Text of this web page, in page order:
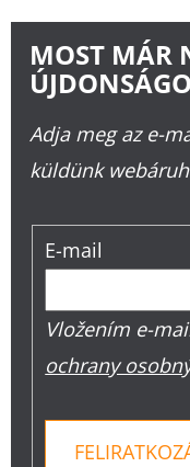
MOST MÁR
Adja meg az e-
küldünk
E-mail
Vložením e-
ochrany